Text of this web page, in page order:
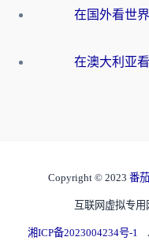
Copyright © 2023 番
互联网虚拟专
湘ICP备2023004234号-1